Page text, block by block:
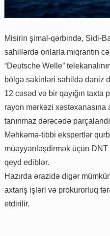
Misirin şimal-qərbində, Sidi-
sahillərdə onlarla miqrantın
“Deutsche Welle”
bölgə sakinləri sahildə dəniz
12 cəsəd və bir qayığın taxta
rayon mərkəzi
tanınmaz dərəcədə
Məhkəmə-tibbi ekspertlər
müəyyənləşdirmək üçün DNT
qeyd ediblər.
Hazırda ərazidə digər
axtarış işləri və prokurorluq
etdirilir.